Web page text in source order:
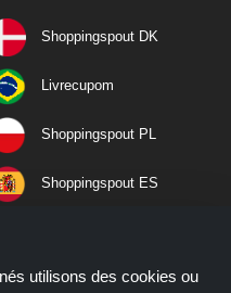
Shoppingspout DK
Livrecupom
Shoppingspout PL
Shoppingspout ES
Shoppingspout NO
utilisons des cookies ou